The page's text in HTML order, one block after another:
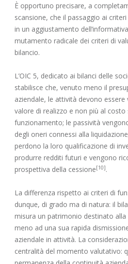
È opportuno precisare, a
scansione, che il passaggio ai
in un aggiustamento
mutamento radicale dei criteri di
bilancio.
L’OIC 5, dedicato ai bilanci delle
stabilisce che, venuto meno il
aziendale, le attività devono
valore di realizzo e non più al
funzionamento; le passività
degli oneri connessi alla
perdono la loro qualificazione di
produrre redditi futuri e vengono
prospettiva della cessione[10].
La differenza rispetto ai criteri di
dunque, di grado ma di natura: il
misura un patrimonio destinato
meno ad una sua rapida
aziendale in attività. La
centralità del momento valutativo: